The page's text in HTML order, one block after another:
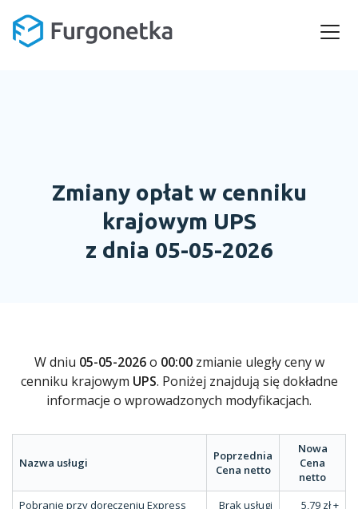
Zmiany opłat w cenniku
krajowym UPS
z dnia 05-05-2026
W dniu 05-05-2026o 00:00zmianie uległy ceny w
cenniku krajowym UPS. Poniżej znajdują się dokładne
informacje o wprowadzonych modyfikacjach.
Nazwa usługi
Poprzednia
Cena netto
Nowa
Cena
netto
Pobranie przy doręczeniu Express
Brak usługi
5,79 zł +